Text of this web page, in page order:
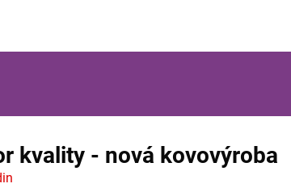
kvality - nová kovovýroba